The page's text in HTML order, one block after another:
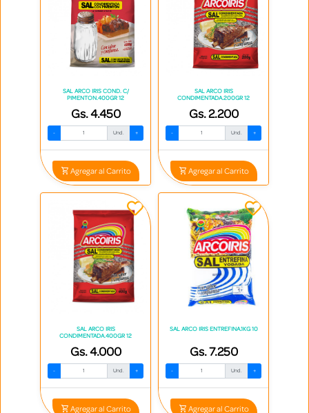
SAL ARCO IRIS COND. C/
PIMENTON.400GR 12
Gs. 4.450
- Und. +
Agregar al Carrito
SAL ARCO IRIS
CONDIMENTADA.200GR 12
Gs. 2.200
- Und. +
Agregar al Carrito
SAL ARCO IRIS
CONDIMENTADA.400GR 12
Gs. 4.000
- Und. +
Agregar al Carrito
SAL ARCO IRIS ENTREFINA.1KG 10
Gs. 7.250
- Und. +
Agregar al Carrito